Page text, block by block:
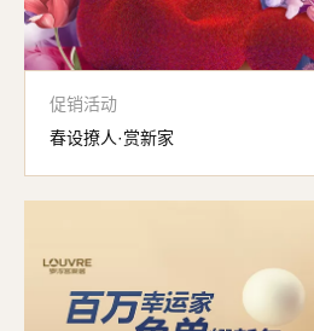
促销活动
春设撩人·赏新家